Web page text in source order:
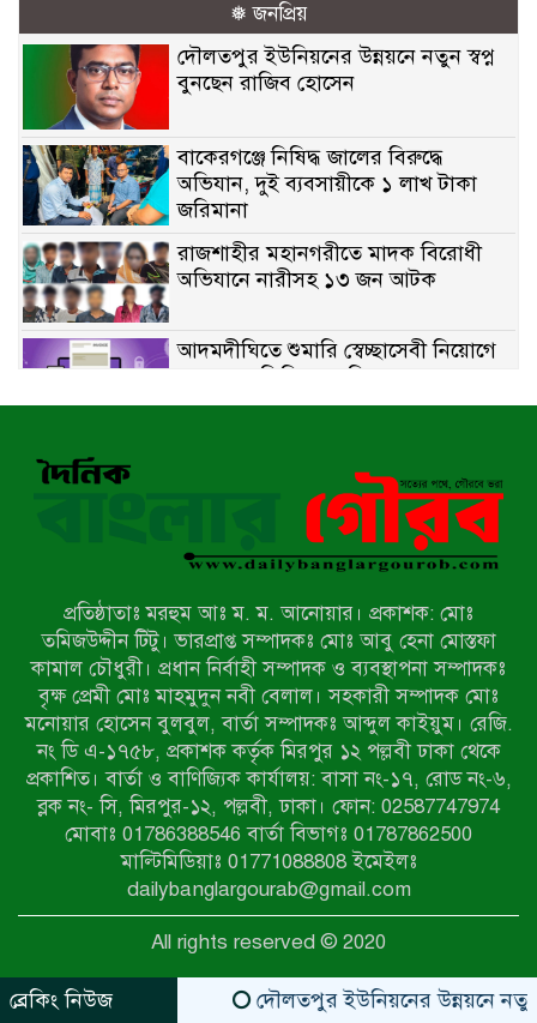
❅ জনপ্রিয়
দৌলতপুর ইউনিয়নের উন্নয়নে নতুন স্বপ্ন
বুনছেন রাজিব হোসেন
বাকেরগঞ্জে নিষিদ্ধ জালের বিরুদ্ধে
অভিযান, দুই ব্যবসায়ীকে ১ লাখ টাকা
জরিমানা
রাজশাহীর মহানগরীতে মাদক বিরোধী
অভিযানে নারীসহ ১৩ জন আটক
আদমদীঘিতে শুমারি স্বেচ্ছাসেবী নিয়োগে
যোগ্যতার ভিত্তিতে তালিকা প্রকাশ;
নির্বাচিতদের আ.লীগ ট্যাগে প্রচারণা
নেওয়ার হুমকি দিলেন দোড়া মাদরাসার
পরিচয় দেওয়া সভাপতি
উখিয়ায় বিজিবির অভিযানে ৪০ হাজার
ইয়াবাসহ যুবক আটক
পোরশায় ৭ মাসে ১৯ জনের অপমৃত্যু,
শীর্ষে আত্মহত্যা
হিন্দু বৌদ্ধ খ্রিস্টান কল্যাণ ফ্রন্টের
নীলফামারী কমিটি নিয়ে প্রশ্ন, প্রতিবাদে
সদস্য সচিব
দরিয়ানগরে প্যারাসেইলিং দুর্ঘটনায় পর্যটক
নিহত: হত্যা মামলার প্রধান আসামি ঢাকায়
র‌্যাবের জালে
আদাচাকী দক্ষিণপাড়া ফ্রেন্ডস ক্লাবের
আয়োজনে ফুটবল টুর্নামেন্টের ফাইনাল
অনুষ্ঠিত
প্রতিষ্ঠাতাঃ মরহুম আঃ ম. ম. আনোয়ার। প্রকাশক: মোঃ
তমিজউদ্দীন টিটু। ভারপ্রাপ্ত সম্পাদকঃ মোঃ আবু হেনা মোস্তফা
কামাল চৌধুরী। প্রধান নির্বাহী সম্পাদক ও ব্যবস্থাপনা সম্পাদকঃ
বৃক্ষ প্রেমী মোঃ মাহমুদুন নবী বেলাল। সহকারী সম্পাদক মোঃ
মনোয়ার হোসেন বুলবুল, বার্তা সম্পাদকঃ আব্দুল কাইয়ুম। রেজি.
নং ডি এ-১৭৫৮, প্রকাশক কর্তৃক মিরপুর ১২ পল্লবী ঢাকা থেকে
প্রকাশিত। বার্তা ও বাণিজ্যিক কার্যালয়: বাসা নং-১৭, রোড নং-৬,
ব্লক নং- সি, মিরপুর-১২, পল্লবী, ঢাকা। ফোন: 02587747974
মোবাঃ 01786388546 বার্তা বিভাগঃ 01787862500
মাল্টিমিডিয়াঃ 01771088808 ইমেইলঃ
dailybanglargourab@gmail.com
All rights reserved © 2020
ব্রেকিং নিউজ দৌলতপুর ইউনিয়নের উন্নয়নে নতুন